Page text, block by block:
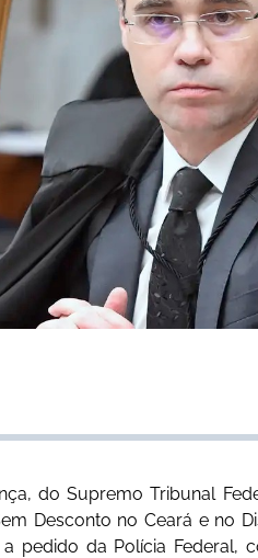
do Supremo Tribunal
Desconto no Ceará e no
pedido da Polícia Federal,